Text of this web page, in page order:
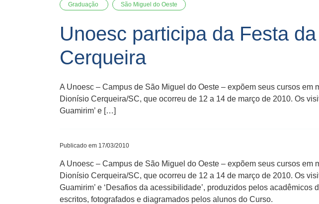
Graduação São Miguel do Oeste
Unoesc participa da Festa
Cerqueira
A Unoesc – Campus de São Miguel do Oeste – expõem seus cursos
Dionísio Cerqueira/SC, que ocorreu de 12 a 14 de março de 2010. Os
Guamirim’ e […]
Publicado em 17/03/2010
A Unoesc – Campus de São Miguel do Oeste – expõem seus cursos
Dionísio Cerqueira/SC, que ocorreu de 12 a 14 de março de 2010. Os
Guamirim’ e ‘Desafios da acessibilidade’, produzidos pelos
escritos, fotografados e diagramados pelos alunos do Curso.